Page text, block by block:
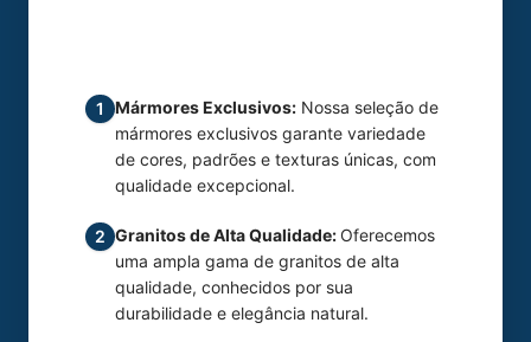
1 Mármores Exclusivos: Nossa seleção de
mármores exclusivos garante variedade
de cores, padrões e texturas únicas, com
qualidade excepcional.
2 Granitos de Alta Qualidade: Oferecemos
uma ampla gama de granitos de alta
qualidade, conhecidos por sua
durabilidade e elegância natural.